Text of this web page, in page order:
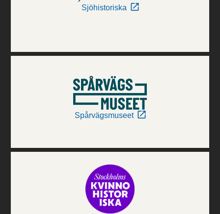
Sjöhistoriska
Spårvägsmuseet